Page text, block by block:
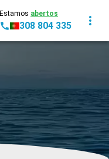
Estamos abertos
308 804 335